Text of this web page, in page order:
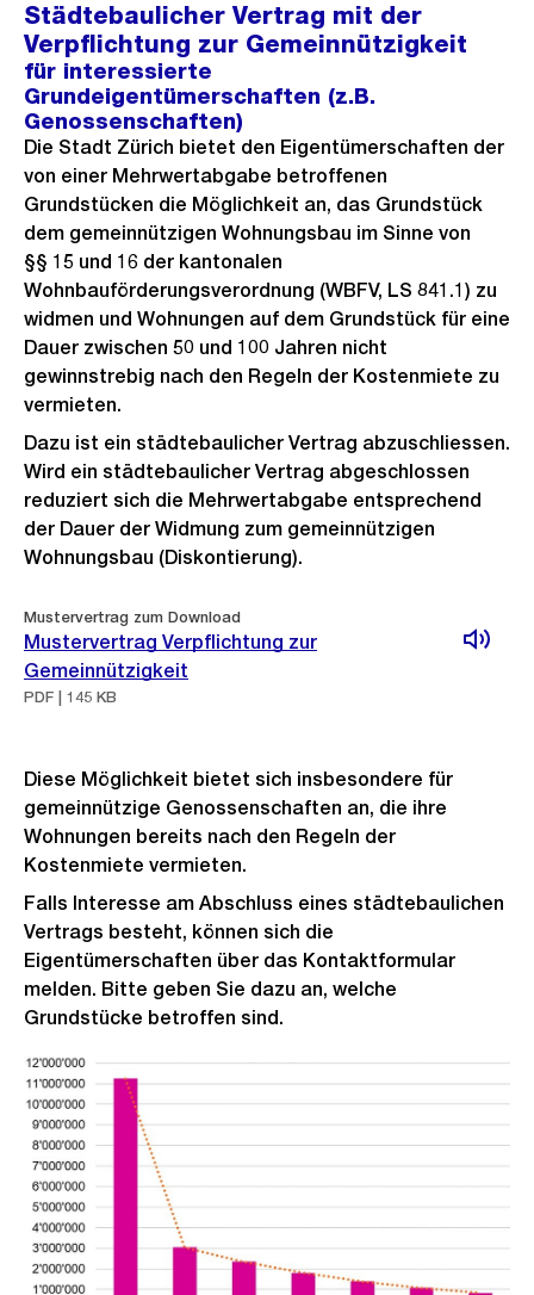
Städtebaulicher Vertrag mit der
Verpflichtung zur Gemeinnützigkeit
für interessierte
Grundeigentümerschaften (z.B.
Genossenschaften)
Die Stadt Zürich bietet den Eigentümerschaften der
von einer Mehrwertabgabe betroffenen
Grundstücken die Möglichkeit an, das Grundstück
dem gemeinnützigen Wohnungsbau im Sinne von
§§ 15 und 16 der kantonalen
Wohnbauförderungsverordnung (WBFV, LS 841.1) zu
widmen und Wohnungen auf dem Grundstück für eine
Dauer zwischen 50 und 100 Jahren nicht
gewinnstrebig nach den Regeln der Kostenmiete zu
vermieten.
Dazu ist ein städtebaulicher Vertrag abzuschliessen.
Wird ein städtebaulicher Vertrag abgeschlossen
reduziert sich die Mehrwertabgabe entsprechend
der Dauer der Widmung zum gemeinnützigen
Wohnungsbau (Diskontierung).
Mustervertrag zum Download
Mustervertrag Verpflichtung zur
Gemeinnützigkeit
PDF | 145 KB
Diese Möglichkeit bietet sich insbesondere für
gemeinnützige Genossenschaften an, die ihre
Wohnungen bereits nach den Regeln der
Kostenmiete vermieten.
Falls Interesse am Abschluss eines städtebaulichen
Vertrags besteht, können sich die
Eigentümerschaften über das Kontaktformular
melden. Bitte geben Sie dazu an, welche
Grundstücke betroffen sind.